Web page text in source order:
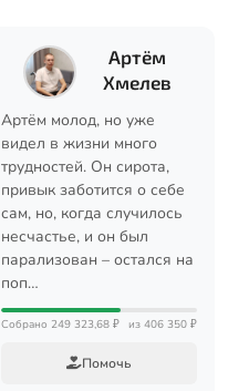
Артём
Хмелев
Артём молод, но уже
видел в жизни много
трудностей. Он сирота,
привык заботится о себе
сам, но, когда случилось
несчастье, и он был
парализован – остался на
поп…
Собрано 249 323,68 ₽ из 406 350 ₽
Помочь